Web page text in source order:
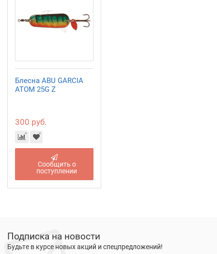
Блесна ABU GARCIA
ATOM 25G Z
300 руб.
Сообщить о
поступлении
Подписка на новости
Будьте в курсе новых акций и спецпредложений!